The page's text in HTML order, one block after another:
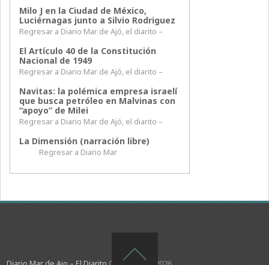
Milo J en la Ciudad de México,
Luciérnagas junto a Silvio Rodriguez
Regresar a Diario Mar de Ajó, el diarito –
El Artículo 40 de la Constitución
Nacional de 1949
Regresar a Diario Mar de Ajó, el diarito –
Navitas: la polémica empresa israelí
que busca petróleo en Malvinas con
“apoyo” de Milei
Regresar a Diario Mar de Ajó, el diarito –
La Dimensión (narración libre)
Regresar a Diario Mar